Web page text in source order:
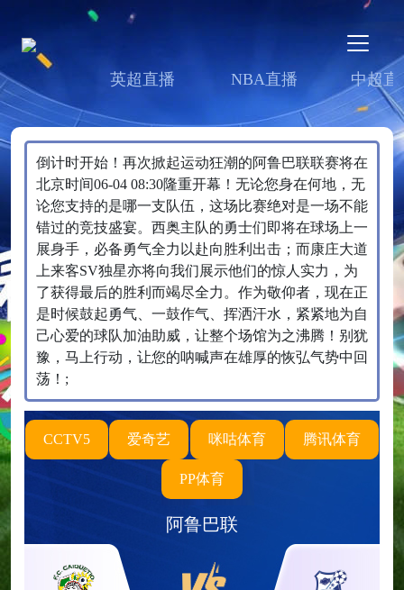
英超直播 NBA直播 中超直
倒计时开始！再次掀起运动狂潮的阿鲁巴联联赛将在
北京时间06-04 08:30隆重开幕！无论您身在何地，无
论您支持的是哪一支队伍，这场比赛绝对是一场不能
错过的竞技盛宴。西奥主队的勇士们即将在球场上一
展身手，必备勇气全力以赴向胜利出击；而康庄大道
上来客SV独星亦将向我们展示他们的惊人实力，为
了获得最后的胜利而竭尽全力。作为敬仰者，现在正
是时候鼓起勇气、一鼓作气、挥洒汗水，紧紧地为自
己心爱的球队加油助威，让整个场馆为之沸腾！别犹
豫，马上行动，让您的呐喊声在雄厚的恢弘气势中回
荡！;
CCTV5 爱奇艺 咪咕体育 腾讯体育
PP体育
阿鲁巴联